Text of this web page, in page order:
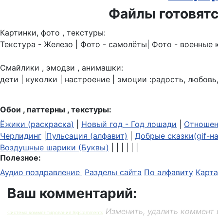
Файлы
Картинки, фото , текстуры:
Текстура - Железо | Фото - самолёты| Фото - военные
Смайлики , эмодзи , анимашки:
дети | куколки | настроение | эмоции :радость,
Обои , паттерны , текстуры:
Ёжики (раскраска)
Новый год - Год лошади
Черлидинг Пульсация (алфавит) Добрые сказки(gif-
Воздушные шарики (Буквы)
Полезное:
Аудио поздравление Разделы сайта По алфавиту
Ваш комментарий:
Система комментирования SigComments Изменить, удалить